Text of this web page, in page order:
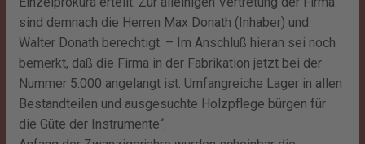
sind demnach die Herren Max Donath (Inhaber) und
Walter Donath berechtigt. – Im Anschluß hieran sei noch
bemerkt, daß die Firma in der Fabrikation jetzt bei der
Nummer 5.000 angelangt ist. Umfangreiche Lager in allen
Bestandteilen und ausgesuchte Holzpflege bürgen für
die Güte der Instrumente“.